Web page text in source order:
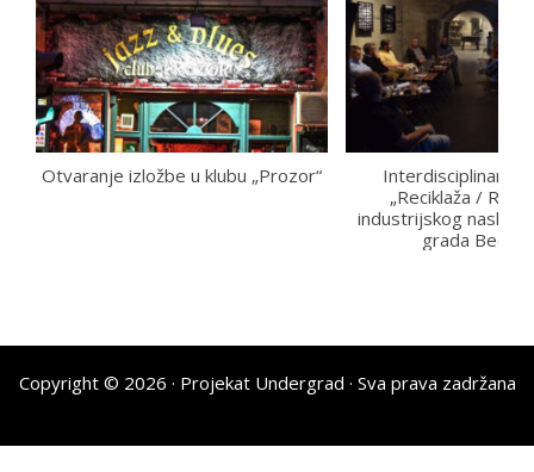
Otvaranje izložbe u klubu „Prozor“
Interdisciplinarna
„Reciklaža /
industrijskog
grada
Copyright © 2026 · Projekat Undergrad · Sva prava zadržana